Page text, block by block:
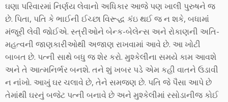
ઘણા પરિવારમાં નિર્ણય લેવાનો અધિકાર આજે પણ ખાલી પુરુષને જ
છે. પિતા, પતિ કે ભાઈની ઈચ્છા વિરૂદ્ધ કંંઇ થઈ જ ન શકે, બધામાંં
મંજૂરી લેવી જોઈએ. સ્ત્રીઓને બેન્ક-બેલેન્સ અને રોકાણની અતિ-
મહત્વની જાણકારીઓથી અજાણ રાખવામાં આવે છે. આ ખોટી
બાબત છે. પત્ની સાથે બધુ જ શેર કરો. મુશ્કેલીના સમયે કામ આવશે
અને તે આત્મનિર્ભર બનશે. તને શું ખબર પડે એમ કહી વાતને ઉડાવી
ન નાંંખો. આખું ઘર ચલાવે છે, તેને સમજણ છે. પતિ જે પૈસા આપે છે
તેમાંથી ઘરનું બજેટ પત્ની બનાવે છે અને મુશ્કેલીમાં રસોડાનીજ કોઈ